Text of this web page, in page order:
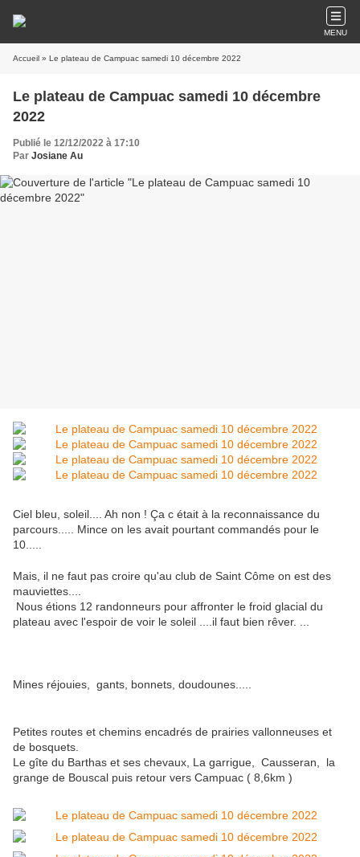
MENU
Accueil » Le plateau de Campuac samedi 10 décembre 2022
Le plateau de Campuac samedi 10 décembre
2022
Publié le 12/12/2022 à 17:10
Par Josiane Au
Ciel bleu, soleil.... Ah non ! Ça c était à la reconnaissance du
parcours..... Mince on les avait pourtant commandés pour le
10.....
Mais, il ne faut pas croire qu'au club de Saint Côme on est des
mauviettes....
Nous étions 12 randonneurs pour affronter le froid glacial du
plateau avec l'espoir de voir le soleil ....il faut bien rêver. ...
Mines réjouies, gants, bonnets, doudounes.....
Petites routes et chemins encadrés de prairies vallonneuses et
de bosquets.
Le gîte du Barthas et ses chevaux, La garrigue, Causseran, la
grange de Bouscal puis retour vers Campuac ( 8,6km )